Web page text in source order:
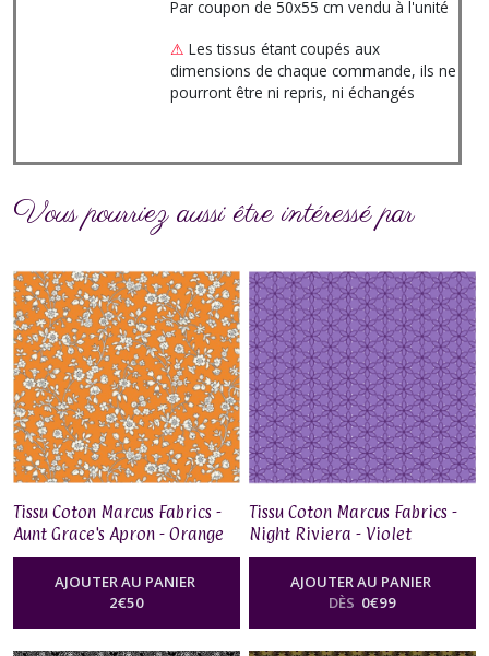
Par coupon de 50x55 cm vendu à l'unité
⚠ Les tissus étant coupés aux
dimensions de chaque commande, ils ne
pourront être ni repris, ni échangés
Vous pourriez aussi être intéressé par
Tissu Coton Marcus Fabrics -
Aunt Grace's Apron - Orange
AJOUTER AU PANIER
2€50
Tissu Coton Marcus Fabrics -
Night Riviera - Violet
AJOUTER AU PANIER
DÈS 0€99